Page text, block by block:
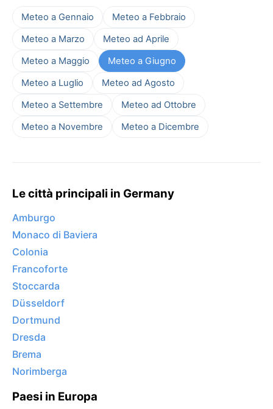
Meteo a Gennaio
Meteo a Febbraio
Meteo a Marzo
Meteo ad Aprile
Meteo a Maggio
Meteo a Giugno
Meteo a Luglio
Meteo ad Agosto
Meteo a Settembre
Meteo ad Ottobre
Meteo a Novembre
Meteo a Dicembre
Le città principali in Germany
Amburgo
Monaco di Baviera
Colonia
Francoforte
Stoccarda
Düsseldorf
Dortmund
Dresda
Brema
Norimberga
Paesi in Europa